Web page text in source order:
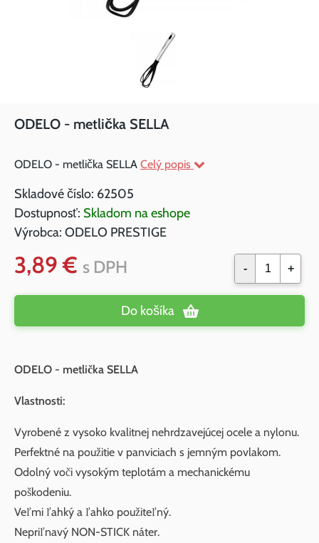
ODELO - metlička SELLA
ODELO - metlička SELLA Celý popis
Skladové číslo: 62505
Dostupnosť: Skladom na eshope
Výrobca: ODELO PRESTIGE
3,89 € s DPH - +
Do košíka
ODELO - metlička SELLA
Vlastnosti:
Vyrobené z vysoko kvalitnej nehrdzavejúcej ocele a nylonu.
Perfektné na použitie v panviciach s jemným povlakom.
Odolný voči vysokým teplotám a mechanickému
poškodeniu.
Veľmi ľahký a ľahko použiteľný.
Nepriľnavý NON-STICK náter.